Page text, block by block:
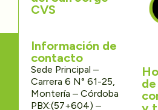
CVS
Información de
contacto
Sede Principal –
Carrera 6 N° 61-25,
Montería – Córdoba
PBX:(57+604) –